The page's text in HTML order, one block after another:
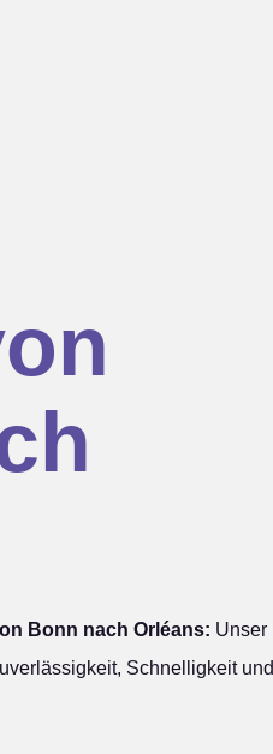
Bonn nach Orléans: Unser
Schnelligkeit und